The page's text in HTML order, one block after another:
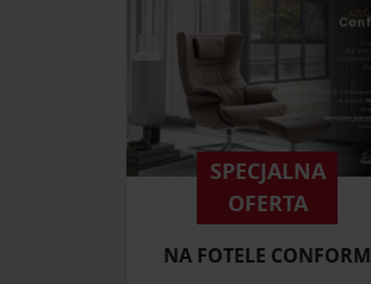
SPECJALNA
OFERTA
NA FOTELE CONFORM